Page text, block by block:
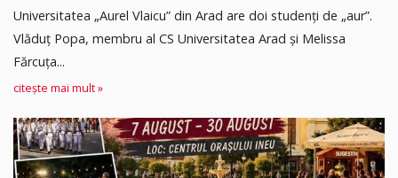
Universitatea „Aurel Vlaicu” din Arad are doi studenți de „aur”.
Vlăduț Popa, membru al CS Universitatea Arad și Melissa
Fărcuța...
citește mai mult »